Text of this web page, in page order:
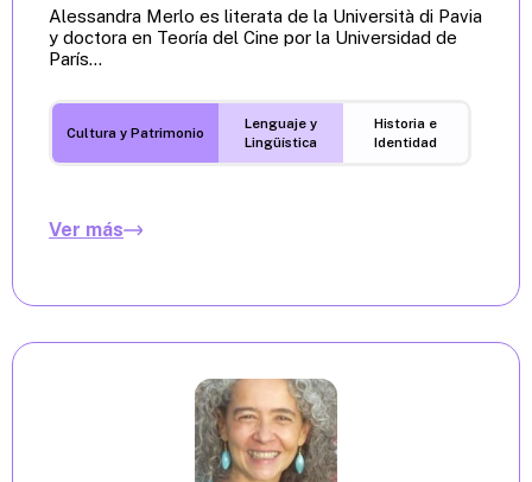
Alessandra Merlo es literata de la Università di Pavia
y doctora en Teoría del Cine por la Universidad de
París...
Cultura y Patrimonio
Lenguaje y
Lingüística
Historia e
Identidad
Ver más